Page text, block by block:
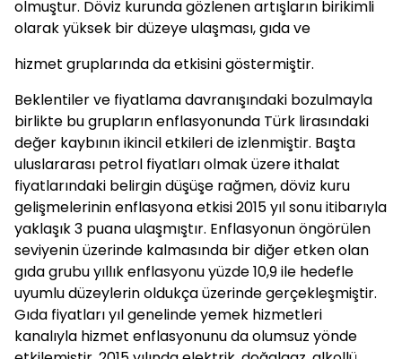
olmuştur. Döviz kurunda gözlenen artışların birikimli
olarak yüksek bir düzeye ulaşması, gıda ve
hizmet gruplarında da etkisini göstermiştir.
Beklentiler ve fiyatlama davranışındaki bozulmayla
birlikte bu grupların enflasyonunda Türk lirasındaki
değer kaybının ikincil etkileri de izlenmiştir. Başta
uluslararası petrol fiyatları olmak üzere ithalat
fiyatlarındaki belirgin düşüşe rağmen, döviz kuru
gelişmelerinin enflasyona etkisi 2015 yıl sonu itibarıyla
yaklaşık 3 puana ulaşmıştır. Enflasyonun öngörülen
seviyenin üzerinde kalmasında bir diğer etken olan
gıda grubu yıllık enflasyonu yüzde 10,9 ile hedefle
uyumlu düzeylerin oldukça üzerinde gerçekleşmiştir.
Gıda fiyatları yıl genelinde yemek hizmetleri
kanalıyla hizmet enflasyonunu da olumsuz yönde